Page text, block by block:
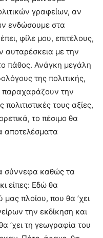
γραφείων, αν
ενδώσουμε στα
φίλε μου, επιτέλους,
με την
πάθος. Ανάγκη μεγάλη
της πολιτικής,
παραχαράζουν την
τους αξίες,
το πέσιμο θα
αποτελέσματα
σύννεφα καθώς τα
είπες: Εδώ θα
μας πλοίου, που θα ’χει
την εκδίκηση και
’χει τη γεωγραφία του